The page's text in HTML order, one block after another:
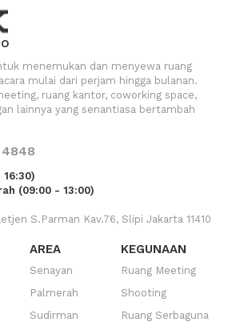
menemukan dan menyewa ruang
mulai dari perjam hingga bulanan.
ruang kantor, coworking space,
lainnya yang senantiasa bertambah
4848
(09:00 - 13:00)
S.Parman Kav.76, Slipi Jakarta 11410
AREA
Senayan
Palmerah
Sudirman
KEGUNAAN
Ruang Meeting
Shooting
Ruang Serbaguna